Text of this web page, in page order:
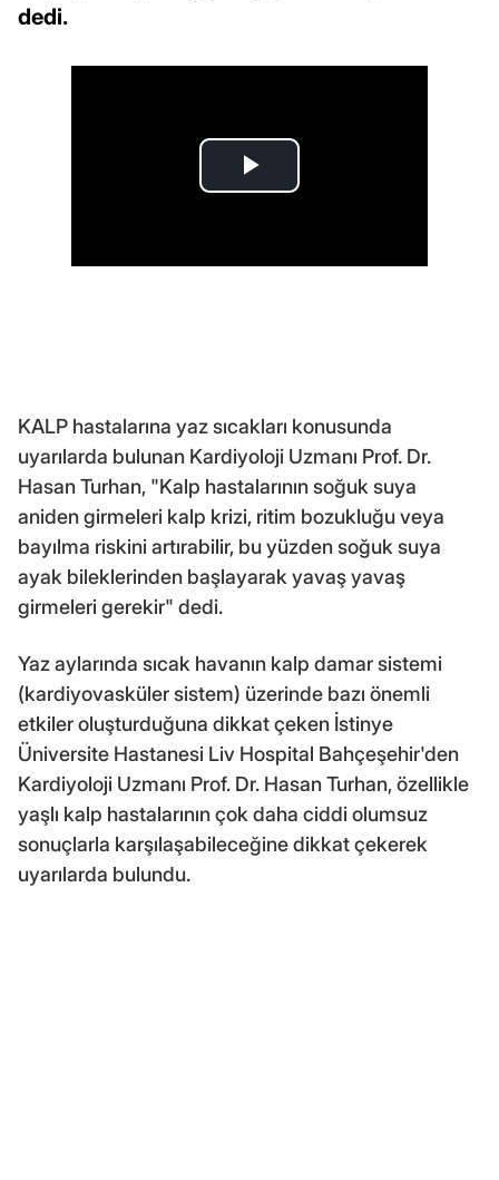
dedi.
KALP hastalarına yaz sıcakları konusunda
uyarılarda bulunan Kardiyoloji Uzmanı Prof. Dr.
Hasan Turhan, "Kalp hastalarının soğuk suya
aniden girmeleri kalp krizi, ritim bozukluğu veya
bayılma riskini artırabilir, bu yüzden soğuk suya
ayak bileklerinden başlayarak yavaş yavaş
girmeleri gerekir" dedi.
Yaz aylarında sıcak havanın kalp damar sistemi
(kardiyovasküler sistem) üzerinde bazı önemli
etkiler oluşturduğuna dikkat çeken İstinye
Üniversite Hastanesi Liv Hospital Bahçeşehir'den
Kardiyoloji Uzmanı Prof. Dr. Hasan Turhan, özellikle
yaşlı kalp hastalarının çok daha ciddi olumsuz
sonuçlarla karşılaşabileceğine dikkat çekerek
uyarılarda bulundu.